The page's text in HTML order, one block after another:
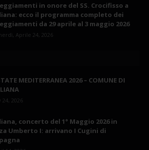
in onore del SS. Crocifisso a
ecco il programma completo dei
da 29 aprile al 3 maggio 2026
Aprile 24, 2026
MEDITERRANEA 2026 – COMUNE DI
24, 2026
concerto del 1° Maggio 2026 in
Umberto I: arrivano I Cugini di